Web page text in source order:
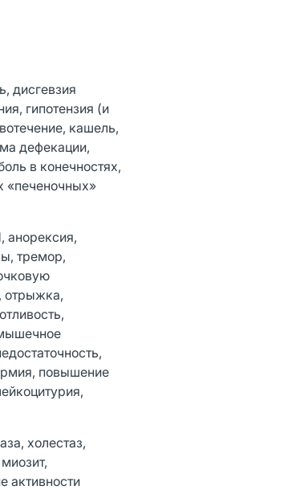
дисгевзия
гипотензия (и
кашель,
дефекации,
в конечностях,
«печеночных»
анорексия,
тремор,
отрыжка,
повышение
холестаз,
активности